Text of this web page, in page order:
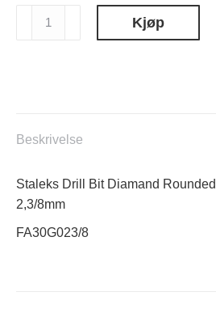
Blue
antall
Kjøp
Beskrivelse
Staleks Drill Bit Diamand
2,3/8mm
FA30G023/8